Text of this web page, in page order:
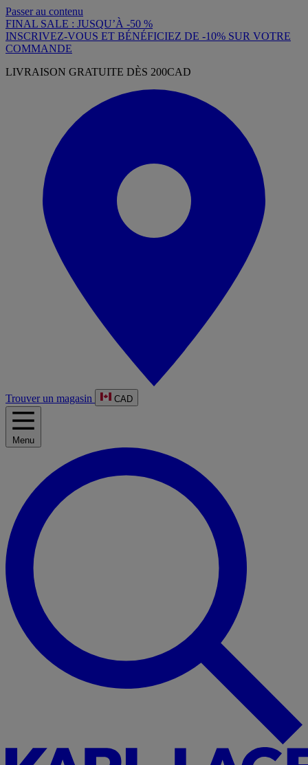
Passer au contenu
FINAL SALE : JUSQU’À -50 %
INSCRIVEZ-VOUS ET BÉNÉFICIEZ DE -10% SUR VOTRE
COMMANDE
LIVRAISON GRATUITE DÈS 200CAD
Trouver un magasin CAD
Menu